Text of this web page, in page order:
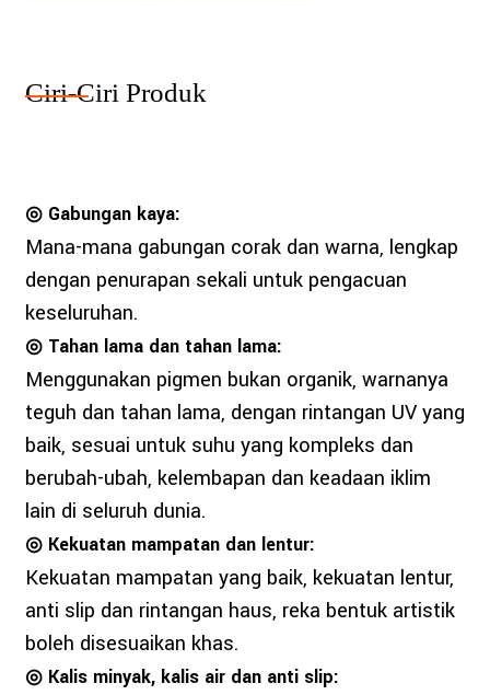
Ciri-Ciri Produk
◎ Gabungan kaya:
Mana-mana gabungan corak dan warna, lengkap
dengan penurapan sekali untuk pengacuan
keseluruhan.
◎ Tahan lama dan tahan lama:
Menggunakan pigmen bukan organik, warnanya
teguh dan tahan lama, dengan rintangan UV yang
baik, sesuai untuk suhu yang kompleks dan
berubah-ubah, kelembapan dan keadaan iklim
lain di seluruh dunia.
◎ Kekuatan mampatan dan lentur:
Kekuatan mampatan yang baik, kekuatan lentur,
anti slip dan rintangan haus, reka bentuk artistik
boleh disesuaikan khas.
◎ Kalis minyak, kalis air dan anti slip: